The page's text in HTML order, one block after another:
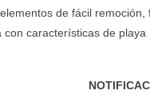
de fácil remoción,
características de